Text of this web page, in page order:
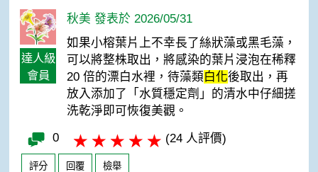
達人級
會員
秋美 發表於 2026/05/31
如果小榕葉片上不幸長了絲狀藻或黑毛藻，
可以將整株取出，將感染的葉片浸泡在稀釋
20 倍的漂白水裡，待藻類白化後取出，再
放入添加了「水質穩定劑」的清水中仔細搓
洗乾淨即可恢復美觀。
0 (24 人評價)
評分 回覆 檢舉